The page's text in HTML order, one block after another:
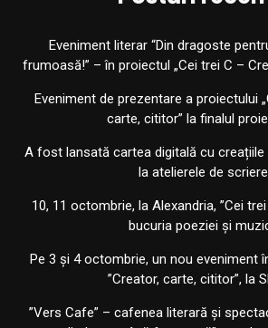
Eveniment literar “Din dragoste
frumoasă!” – în proiectul „Cei trei C –
Eveniment de prezentare a proiectului
carte, cititor” la finalul
A fost lansată cartea digitală cu
la atelierele de scriere
10, 11 octombrie, la Alexandria, ”Cei
bucuria poeziei și
Pe 3 și 4 octombrie, un nou eveniment
”Creator, carte, cititor”, la
”Vers Cafe” – cafenea literară și